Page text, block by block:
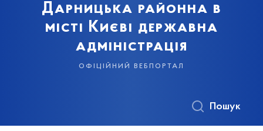
Дарницька районна в
місті Києві державна
адміністрація
офіційний вебпортал
Пошук